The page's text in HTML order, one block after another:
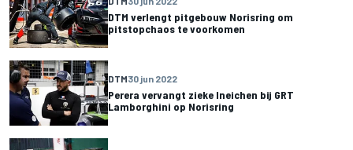
DTM verlengt pitgebouw Norisring om
pitstopchaos te voorkomen
DTM30 jun 2022
Perera vervangt zieke Ineichen bij GRT
Lamborghini op Norisring